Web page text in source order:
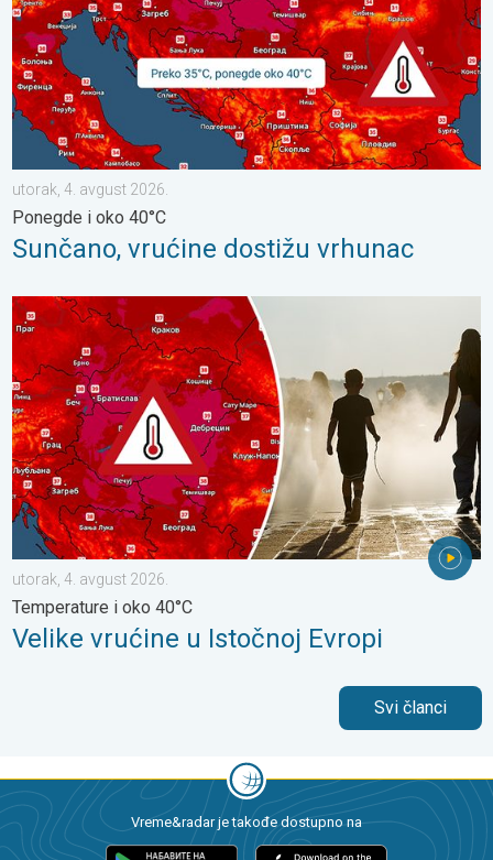
utorak, 4. avgust 2026.
Ponegde i oko 40°C
Sunčano, vrućine dostižu vrhunac
Velike vrućine u Istočnoj Evropi. Temperature i oko 40°C. . .
utorak, 4. avgust 2026.
Temperature i oko 40°C
Velike vrućine u Istočnoj Evropi
Svi članci
Vreme&radar je takođe dostupno na